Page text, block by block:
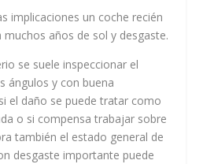
implicaciones un coche recién
años de sol y desgaste.
se suele inspeccionar el
ángulos y con buena
el daño se puede tratar como
o si compensa trabajar sobre
también el estado general de
desgaste importante puede